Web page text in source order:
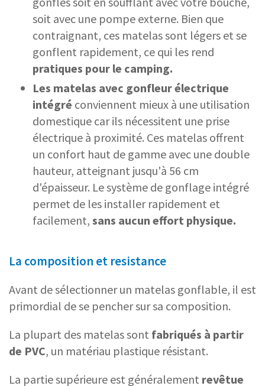
soit avec une pompe externe. Bien que
contraignant, ces matelas sont légers et se
gonflent rapidement, ce qui les rend
pratiques pour le camping.
Les matelas avec gonfleur électrique
intégré conviennent mieux à une utilisation
domestique car ils nécessitent une prise
électrique à proximité. Ces matelas offrent
un confort haut de gamme avec une double
hauteur, atteignant jusqu'à 56 cm
d'épaisseur. Le système de gonflage intégré
permet de les installer rapidement et
facilement, sans aucun effort physique.
La composition et resistance
Avant de sélectionner un matelas gonflable, il est
primordial de se pencher sur sa composition.
La plupart des matelas sont fabriqués à partir
de PVC, un matériau plastique résistant.
La partie supérieure est généralement revêtue